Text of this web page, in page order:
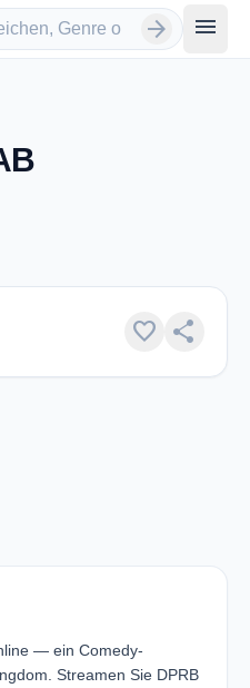
arrow_forward menu
favorite share
— ein Comedy-
Streamen Sie DPRB